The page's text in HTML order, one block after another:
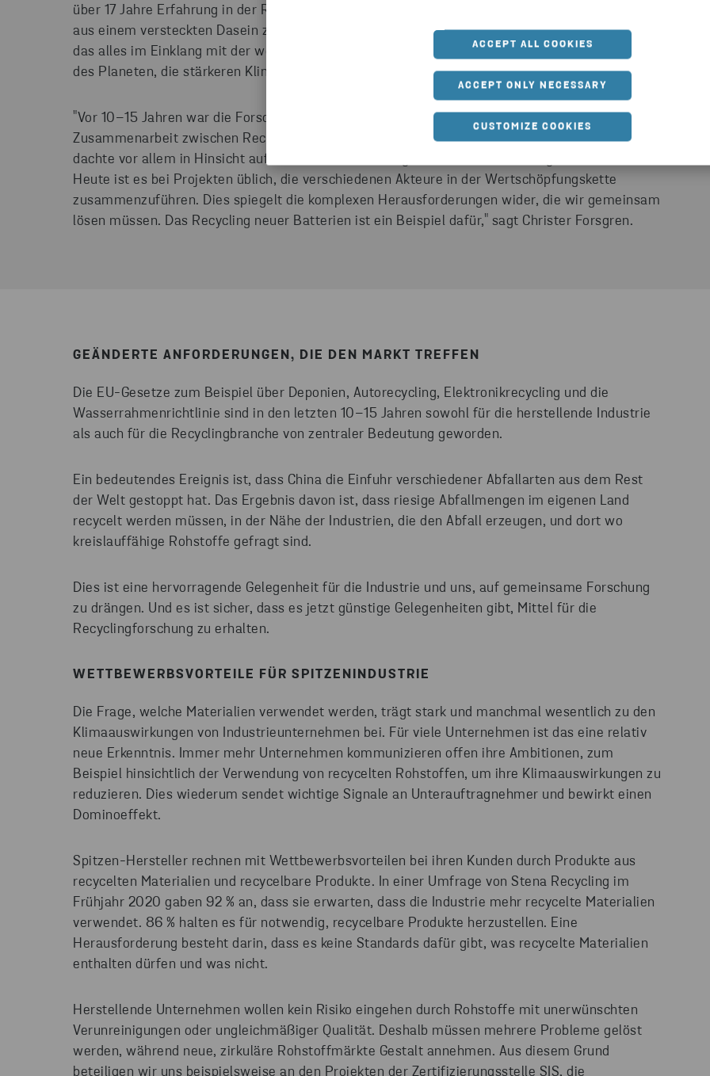
ACCEPT ALL COOKIES
ACCEPT ONLY NECESSARY
CUSTOMIZE COOKIES
über 17 Jahre Erfahrung in der Recyclingforschung und -industrie und hat gesehen, wie sie sich
aus einem versteckten Dasein zu einer festen, internationalen Institution entwickelt hat. Und
das alles im Einklang mit der weltweit wachsenden Einsicht in die Begrenztheit der Ressourcen
des Planeten, die stärkeren Klimaauswirkungen und die Umweltzerstörung.
"Vor 10–15 Jahren war die Forschung eher nach innen gerichtet. Es gab selten eine
Zusammenarbeit zwischen Recyclern und produzierenden Unternehmen. Und die Industrie
dachte vor allem in Hinsicht auf Abfallbewirtschaftung nur an die Minimierung der Kosten.
Heute ist es bei Projekten üblich, die verschiedenen Akteure in der Wertschöpfungskette
zusammenzuführen. Dies spiegelt die komplexen Herausforderungen wider, die wir gemeinsam
lösen müssen. Das Recycling neuer Batterien ist ein Beispiel dafür," sagt Christer Forsgren.
GEÄNDERTE ANFORDERUNGEN, DIE DEN MARKT TREFFEN
Die EU-Gesetze zum Beispiel über Deponien, Autorecycling, Elektronikrecycling und die
Wasserrahmenrichtlinie sind in den letzten 10–15 Jahren sowohl für die herstellende Industrie
als auch für die Recyclingbranche von zentraler Bedeutung geworden.
Ein bedeutendes Ereignis ist, dass China die Einfuhr verschiedener Abfallarten aus dem Rest
der Welt gestoppt hat. Das Ergebnis davon ist, dass riesige Abfallmengen im eigenen Land
recycelt werden müssen, in der Nähe der Industrien, die den Abfall erzeugen, und dort wo
kreislauffähige Rohstoffe gefragt sind.
Dies ist eine hervorragende Gelegenheit für die Industrie und uns, auf gemeinsame Forschung
zu drängen. Und es ist sicher, dass es jetzt günstige Gelegenheiten gibt, Mittel für die
Recyclingforschung zu erhalten.
WETTBEWERBSVORTEILE FÜR SPITZENINDUSTRIE
Die Frage, welche Materialien verwendet werden, trägt stark und manchmal wesentlich zu den
Klimaauswirkungen von Industrieunternehmen bei. Für viele Unternehmen ist das eine relativ
neue Erkenntnis. Immer mehr Unternehmen kommunizieren offen ihre Ambitionen, zum
Beispiel hinsichtlich der Verwendung von recycelten Rohstoffen, um ihre Klimaauswirkungen zu
reduzieren. Dies wiederum sendet wichtige Signale an Unterauftragnehmer und bewirkt einen
Dominoeffekt.
Spitzen-Hersteller rechnen mit Wettbewerbsvorteilen bei ihren Kunden durch Produkte aus
recycelten Materialien und recycelbare Produkte. In einer Umfrage von Stena Recycling im
Frühjahr 2020 gaben 92 % an, dass sie erwarten, dass die Industrie mehr recycelte Materialien
verwendet. 86 % halten es für notwendig, recycelbare Produkte herzustellen. Eine
Herausforderung besteht darin, dass es keine Standards dafür gibt, was recycelte Materialien
enthalten dürfen und was nicht.
Herstellende Unternehmen wollen kein Risiko eingehen durch Rohstoffe mit unerwünschten
Verunreinigungen oder ungleichmäßiger Qualität. Deshalb müssen mehrere Probleme gelöst
werden, während neue, zirkuläre Rohstoffmärkte Gestalt annehmen. Aus diesem Grund
beteiligen wir uns beispielsweise an den Projekten der Zertifizierungsstelle SIS, die